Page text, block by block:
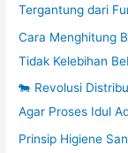
Tergantung dari
Cara Menghitung
Tidak Kelebihan
🐄 Revolusi
Agar Proses Idul
Prinsip Higiene